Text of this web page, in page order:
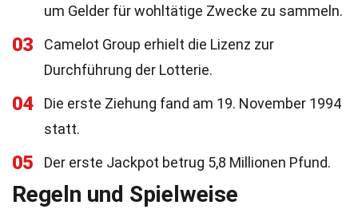
um Gelder für wohltätige Zwecke zu sammeln.
03
Camelot Group erhielt die Lizenz zur
Durchführung der Lotterie.
04
Die erste Ziehung fand am 19. November 1994
statt.
05 Der erste Jackpot betrug 5,8 Millionen Pfund.
Regeln und Spielweise